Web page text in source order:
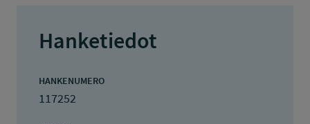
Hanketiedot
HANKENUMERO
117252